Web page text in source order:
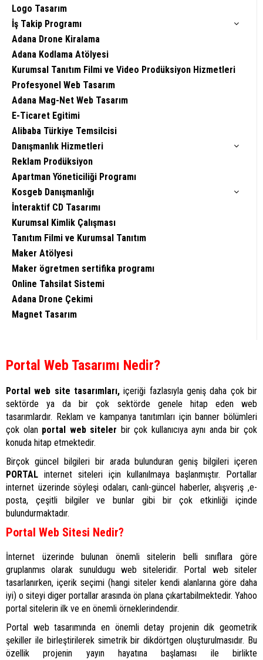
Logo Tasarım
İş Takip Programı
Adana Drone Kiralama
Adana Kodlama Atölyesi
Kurumsal Tanıtım Filmi ve Video Prodüksiyon Hizmetleri
Profesyonel Web Tasarım
Adana Mag-Net Web Tasarım
E-Ticaret Egitimi
Alibaba Türkiye Temsilcisi
Danışmanlık Hizmetleri
Reklam Prodüksiyon
Apartman Yöneticiliği Programı
Kosgeb Danışmanlığı
İnteraktif CD Tasarımı
Kurumsal Kimlik Çalışması
Tanıtım Filmi ve Kurumsal Tanıtım
Maker Atölyesi
Maker ögretmen sertifika programı
Online Tahsilat Sistemi
Adana Drone Çekimi
Magnet Tasarım
Portal Web Tasarımı Nedir?
Portal web site tasarımları, içeriği fazlasıyla geniş daha çok bir
sektörde ya da bir çok sektörde genele hitap eden web
tasarımlardır. Reklam ve kampanya tanıtımları için banner bölümleri
çok olan portal web siteler bir çok kullanıcıya aynı anda bir çok
konuda hitap etmektedir.
Birçok güncel bilgileri bir arada bulunduran geniş bilgileri içeren
PORTAL internet siteleri için kullanılmaya başlanmıştır. Portallar
internet üzerinde söyleşi odaları, canlı-güncel haberler, alışveriş ,e-
posta, çeşitli bilgiler ve bunlar gibi bir çok etkinliği içinde
bulundurmaktadır.
Portal Web Sitesi Nedir?
İnternet üzerinde bulunan önemli sitelerin belli sınıflara göre
gruplanmıs olarak sunuldugu web siteleridir. Portal web siteler
tasarlanırken, içerik seçimi (hangi siteler kendi alanlarına göre daha
iyi) o siteyi diger portallar arasında ön plana çıkartabilmektedir. Yahoo
portal sitelerin ilk ve en önemli örneklerindendir.
Portal web tasarımında en önemli detay projenin dik geometrik
şekiller ile birleştirilerek simetrik bir dikdörtgen oluşturulmasıdır. Bu
özellik projenin yayın hayatına başlaması ile birlikte